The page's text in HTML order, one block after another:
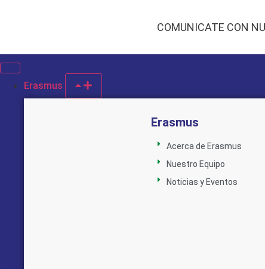
COMUNICATE CON
Erasmus
Erasmus
Acerca de Erasmus
Nuestro Equipo
Noticias y Eventos